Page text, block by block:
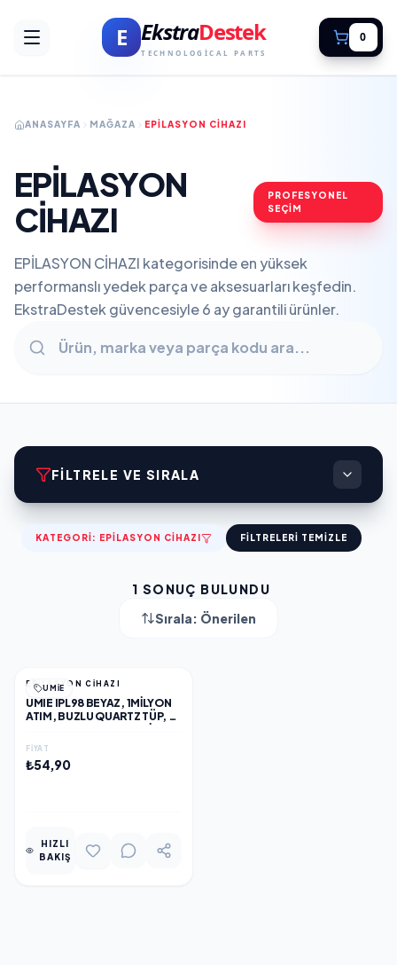
E EkstraDestek
TECHNOLOGICAL PARTS
0
ANASAYFA MAĞAZA EPİLASYON CİHAZI
EPİLASYON
CİHAZI
PROFESYONEL
SEÇİM
EPİLASYON CİHAZI kategorisinde en yüksek
performanslı yedek parça ve aksesuarları keşfedin.
EkstraDestek güvencesiyle 6 ay garantili ürünler.
FILTRELE VE SIRALA
KATEGORI: EPİLASYON CİHAZI FILTRELERI TEMIZLE
1 SONUÇ BULUNDU
Sırala: Önerilen
UMIE
EPİLASYON CİHAZI
UMIE IPL98 BEYAZ, 1MILYON
ATIM, BUZLU QUARTZ TÜP, 3
LAZER EPILASYON CIHAZI.
FIYAT
₺54,90
HIZLI
BAKIŞ